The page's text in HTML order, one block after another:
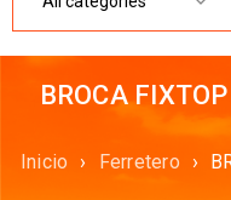
BROCA
Inicio › Ferretero ›